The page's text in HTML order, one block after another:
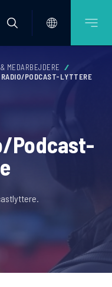
MEDARBEJDERE
PODCAST-LYTTERE
Podcast-